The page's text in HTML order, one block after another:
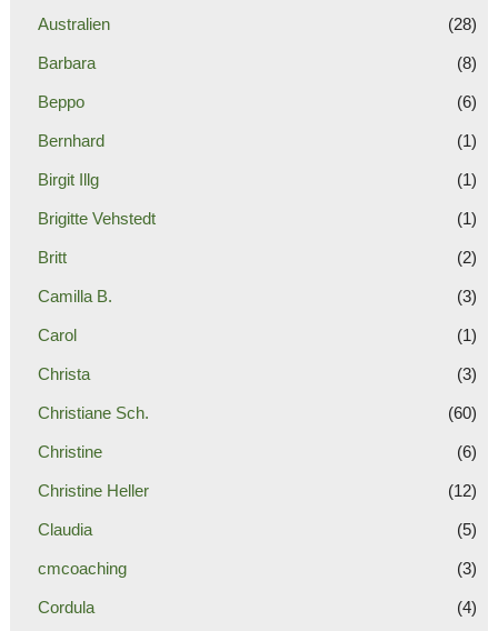
Australien (28)
Barbara (8)
Beppo (6)
Bernhard (1)
Birgit Illg (1)
Brigitte Vehstedt (1)
Britt (2)
Camilla B. (3)
Carol (1)
Christa (3)
Christiane Sch. (60)
Christine (6)
Christine Heller (12)
Claudia (5)
cmcoaching (3)
Cordula (4)